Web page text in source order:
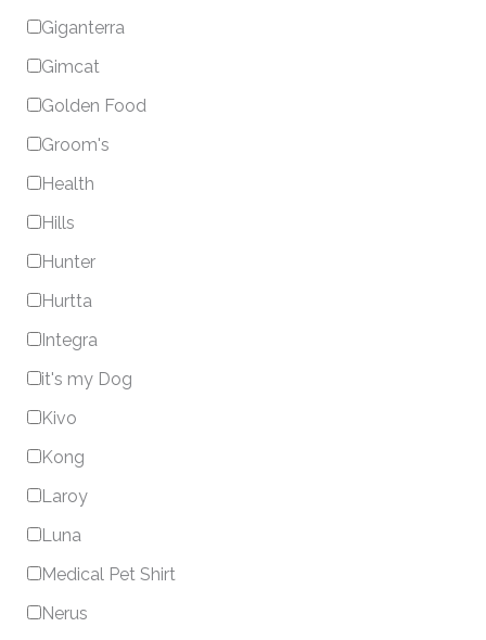
Giganterra
Gimcat
Golden Food
Groom's
Health
Hills
Hunter
Hurtta
Integra
it's my Dog
Kivo
Kong
Laroy
Luna
Medical Pet Shirt
Nerus